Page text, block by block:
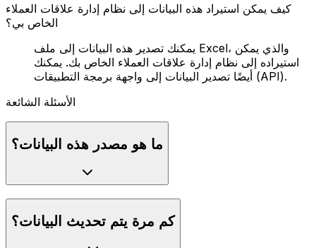
كيف يمكن استيراد هذه البيانات إلى نظام إدارة علاقات العملاء
الخاص بي؟
يمكنك تصدير هذه البيانات إلى ملف Excel، والذي يمكن
استيراده إلى نظام إدارة علاقات العملاء الخاص بك. يمكنك
أيضًا تصدير البيانات إلى واجهة برمجة التطبيقات (API).
الأسئلة الشائعة
ما هو مصدر هذه البيانات؟
كم مرة يتم تحديث البيانات؟